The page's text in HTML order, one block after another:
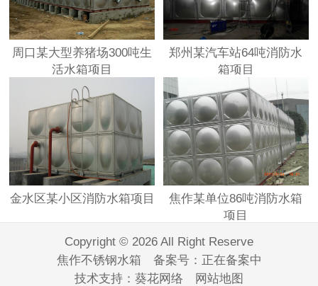
周口某大型养猪场300吨生
活水箱项目
郑州某汽车站64吨消防水
箱项目
金水区某小区消防水箱项目
焦作某单位86吨消防水箱
项目
Copyright © 2026 All Right Reserve
焦作不锈钢水箱 备案号： 正在备案中
技术支持： 葵花网络 网站地图